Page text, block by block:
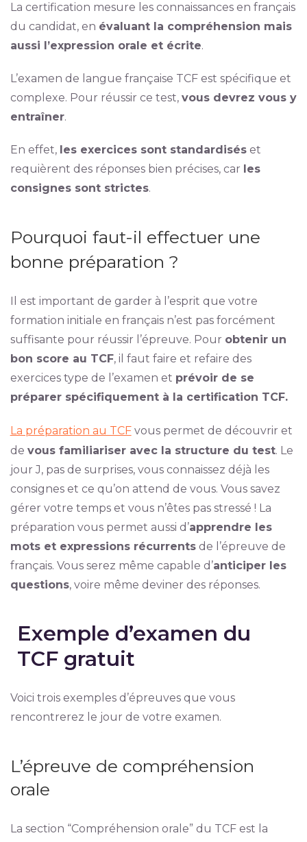
La certification mesure les connaissances en français
du candidat, en évaluant la compréhension mais
aussi l’expression orale et écrite.
L’examen de langue française TCF est spécifique et
complexe. Pour réussir ce test, vous devrez vous y
entraîner.
En effet, les exercices sont standardiséset
requièrent des réponses bien précises, car les
consignes sont strictes.
Pourquoi faut-il effectuer une
bonne préparation ?
Il est important de garder à l’esprit que votre
formation initiale en français n’est pas forcément
suffisante pour réussir l’épreuve. Pour obtenir un
bon score au TCF, il faut faire et refaire des
exercices type de l’examen et prévoir de se
préparer spécifiquement à la certification TCF.
La préparation au TCFvous permet de découvrir et
de vous familiariser avec la structure du test. Le
jour J, pas de surprises, vous connaissez déjà les
consignes et ce qu’on attend de vous. Vous savez
gérer votre temps et vous n’êtes pas stressé ! La
préparation vous permet aussi d’apprendre les
mots et expressions récurrentsde l’épreuve de
français. Vous serez même capable d’anticiper les
questions, voire même deviner des réponses.
Exemple d’examen du
TCF gratuit
Voici trois exemples d’épreuves que vous
rencontrerez le jour de votre examen.
L’épreuve de compréhension
orale
La section “Compréhension orale” du TCF est la